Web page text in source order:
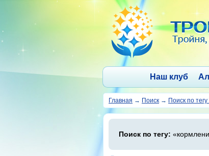
Наш клуб
Главная → Поиск → Поиск по
Поиск по тегу: